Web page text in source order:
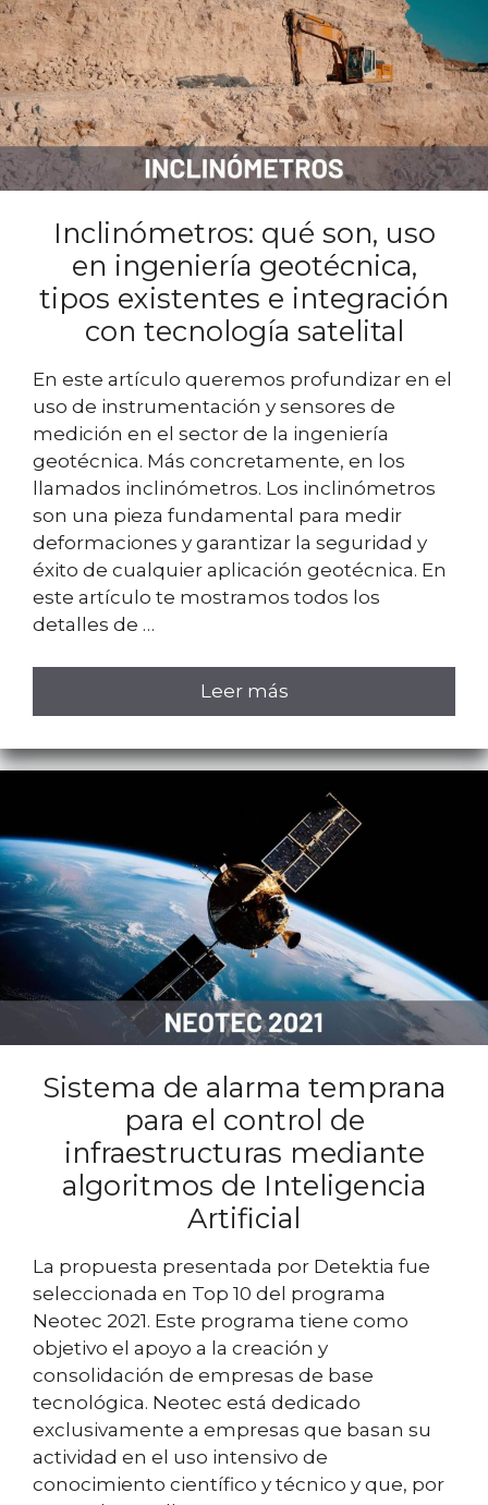
Inclinómetros: qué son, uso
en ingeniería geotécnica,
tipos existentes e integración
con tecnología satelital
En este artículo queremos profundizar en el
uso de instrumentación y sensores de
medición en el sector de la ingeniería
geotécnica. Más concretamente, en los
llamados inclinómetros. Los inclinómetros
son una pieza fundamental para medir
deformaciones y garantizar la seguridad y
éxito de cualquier aplicación geotécnica. En
este artículo te mostramos todos los
detalles de …
Leer más
Sistema de alarma temprana
para el control de
infraestructuras mediante
algoritmos de Inteligencia
Artificial
La propuesta presentada por Detektia fue
seleccionada en Top 10 del programa
Neotec 2021. Este programa tiene como
objetivo el apoyo a la creación y
consolidación de empresas de base
tecnológica. Neotec está dedicado
exclusivamente a empresas que basan su
actividad en el uso intensivo de
conocimiento científico y técnico y que, por